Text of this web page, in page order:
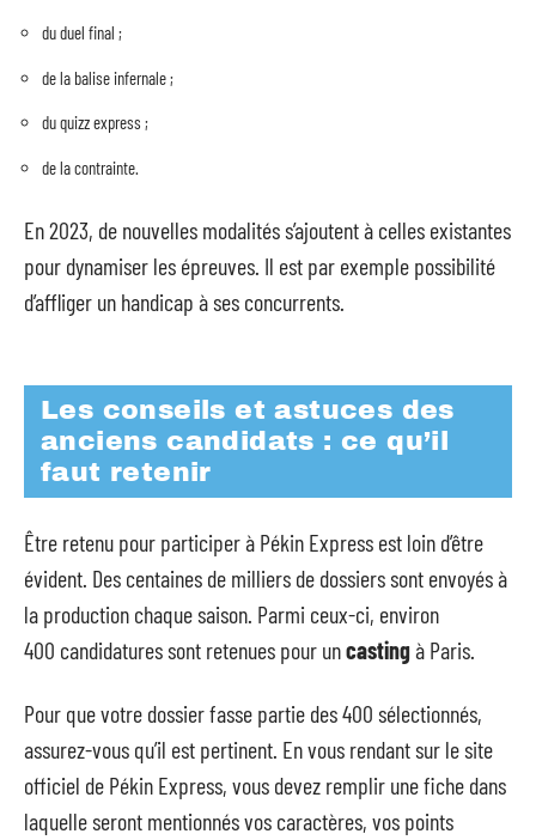
du duel final ;
de la balise infernale ;
du quizz express ;
de la contrainte.
En 2023, de nouvelles modalités s’ajoutent à celles existantes
pour dynamiser les épreuves. Il est par exemple possibilité
d’affliger un handicap à ses concurrents.
Les conseils et astuces des
anciens candidats : ce qu’il
faut retenir
Être retenu pour participer à Pékin Express est loin d’être
évident. Des centaines de milliers de dossiers sont envoyés à
la production chaque saison. Parmi ceux-ci, environ
400 candidatures sont retenues pour uncastingà Paris.
Pour que votre dossier fasse partie des 400 sélectionnés,
assurez-vous qu’il est pertinent. En vous rendant sur le site
officiel de Pékin Express, vous devez remplir une fiche dans
laquelle seront mentionnés vos caractères, vos points